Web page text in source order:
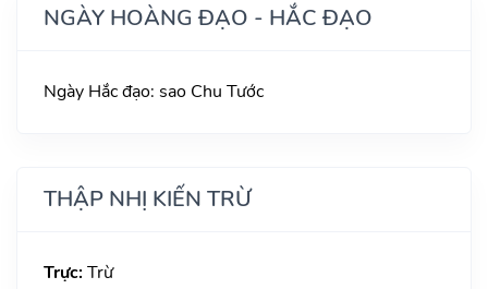
NGÀY HOÀNG ĐẠO - HẮC ĐẠO
Ngày Hắc đạo: sao Chu Tước
THẬP NHỊ KIẾN TRỪ
Trực: Trừ